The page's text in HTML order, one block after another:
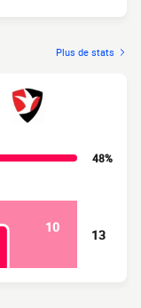
Plus de stats
48%
10
13